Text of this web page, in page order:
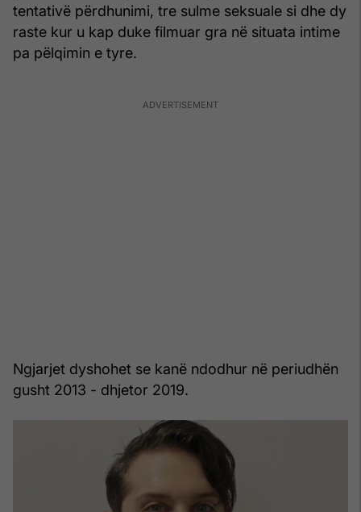
tentativë përdhunimi, tre sulme seksuale si dhe dy
raste kur u kap duke filmuar gra në situata intime
pa pëlqimin e tyre.
Ngjarjet dyshohet se kanë ndodhur në periudhën
gusht 2013 - dhjetor 2019.